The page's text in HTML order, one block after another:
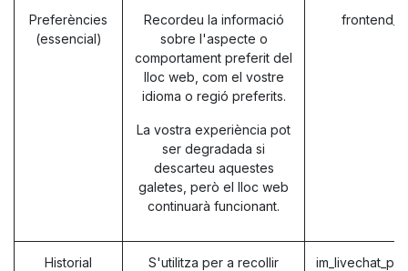
Preferències
(essencial)
Recordeu la informació
sobre l'aspecte o
comportament preferit del
lloc web, com el vostre
idioma o regió preferits.
La vostra experiència pot
ser degradada si
descarteu aquestes
galetes, però el lloc web
continuarà funcionant.
Historial
S'utilitza per a recollir